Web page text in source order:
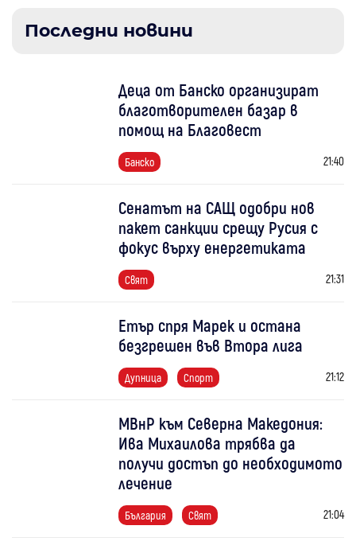
Последни новини
Деца от Банско организират
благотворителен базар в
помощ на Благовест
Банско 21:40
Сенатът на САЩ одобри нов
пакет санкции срещу Русия с
фокус върху енергетиката
Свят 21:31
Етър спря Марек и остана
безгрешен във Втора лига
Дупница Спорт 21:12
МВнР към Северна Македония:
Ива Михаилова трябва да
получи достъп до необходимото
лечение
България Свят 21:04